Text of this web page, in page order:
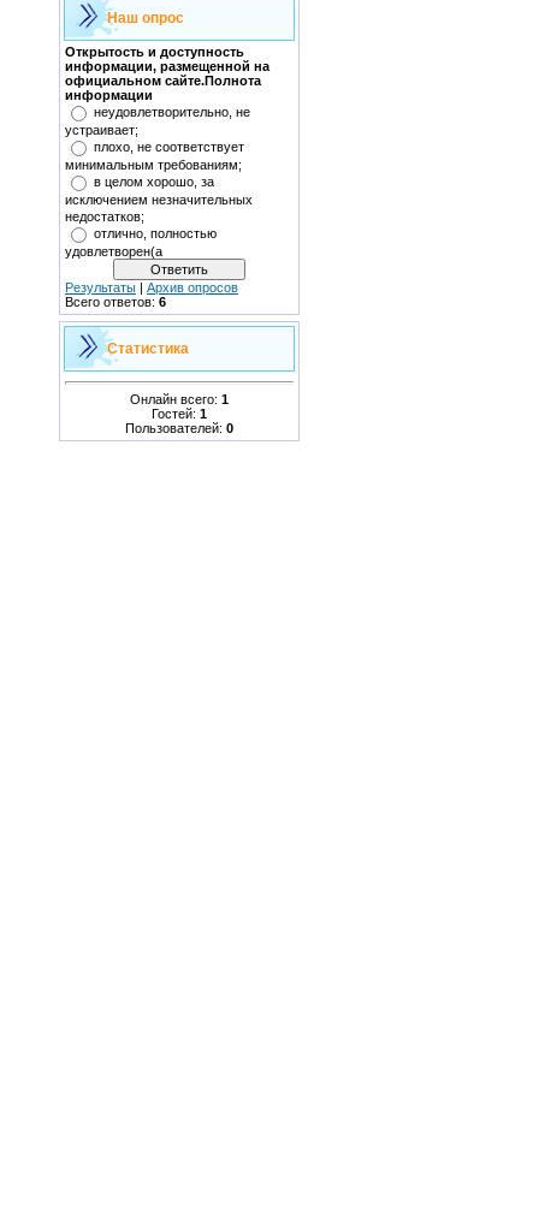
Наш опрос
Открытость и доступность
информации, размещенной на
официальном сайте.Полнота
информации
неудовлетворительно, не
устраивает;
плохо, не соответствует
минимальным требованиям;
в целом хорошо, за
исключением незначительных
недостатков;
отлично, полностью
удовлетворен(а
Результаты | Архив опросов
Всего ответов: 6
Статистика
Онлайн всего: 1
Гостей: 1
Пользователей: 0